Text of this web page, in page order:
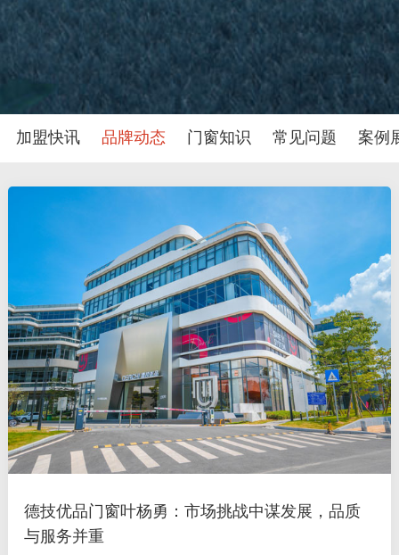
加盟快讯 品牌动态 门窗知识 常见问题 案例
德技优品门窗叶杨勇：市场挑战中谋发展，品质
与服务并重